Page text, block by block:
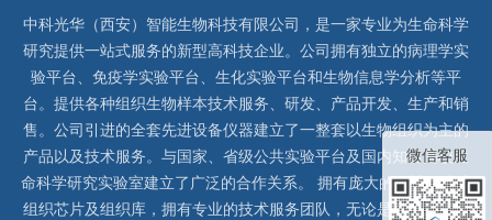
中科光华（西安）智能生物科技有限公司，是一家专业为生命科学
研究提供一站式服务的新型高科技企业。公司拥有独立的病理学实
验平台、免疫学实验平台、生化实验平台和生物信息学分析等平
台。提供各种组织生物样本技术服务、研发、产品开发、生产和销
售。公司引进的全套先进设备仪器建立了一整套以生物组织为主的
产品以及技术服务。与国家、省级公共实验平台及国内知名高校生
命科学研究实验室建立了广泛的合作关系。 拥有庞大的石蜡、冰冻
组织芯片及组织库，拥有专业的技术服务团队，无论是形态病理学
微信客服